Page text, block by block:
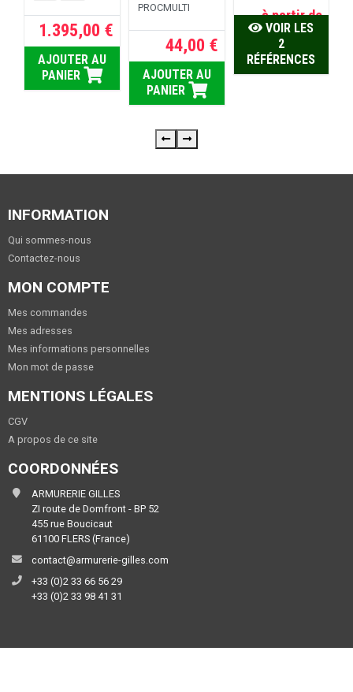
1.395,00 €
AJOUTER AU
PANIER
PROCMULTI
44,00 €
AJOUTER AU
PANIER
à partir de
825,00 €
VOIR LES
2
RÉFÉRENCES
INFORMATION
Qui sommes-nous
Contactez-nous
MON COMPTE
Mes commandes
Mes adresses
Mes informations personnelles
Mon mot de passe
MENTIONS LÉGALES
CGV
A propos de ce site
COORDONNÉES
ARMURERIE GILLES
ZI route de Domfront - BP 52
455 rue Boucicaut
61100 FLERS (France)
contact@armurerie-gilles.com
+33 (0)2 33 66 56 29
+33 (0)2 33 98 41 31